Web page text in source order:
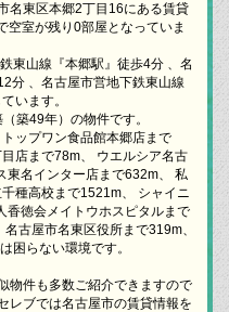
名東区本郷2丁目16にある賃貸
空室が残り0部屋となっていま
東山線『本郷駅』徒歩4分 、名
分 、名古屋市営地下鉄東山線
います。
築49年）の物件です。
ップワン食品館本郷店まで
店まで78m、 ウエルシア名古
東名インター店まで632m、 私
種高校まで1521m、 シャイニ
香徳会メイトウホスピタルまで
古屋市名東区役所まで319m、
困らない環境です。
物件も多数ご紹介できますので
レブでは名古屋市の賃貸情報を